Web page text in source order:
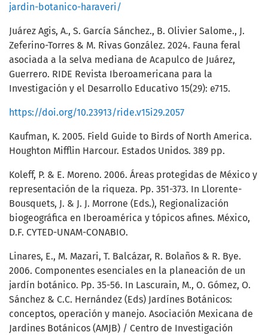
jardin-botanico-haraveri/
Juárez Agis, A., S. García Sánchez., B. Olivier Salome., J.
Zeferino-Torres & M. Rivas González. 2024. Fauna feral
asociada a la selva mediana de Acapulco de Juárez,
Guerrero. RIDE Revista Iberoamericana para la
Investigación y el Desarrollo Educativo 15(29): e715.
https://doi.org/10.23913/ride.v15i29.2057
Kaufman, K. 2005. Field Guide to Birds of North America.
Houghton Mifflin Harcour. Estados Unidos. 389 pp.
Koleff, P. & E. Moreno. 2006. Áreas protegidas de México y
representación de la riqueza. Pp. 351-373. In Llorente-
Bousquets, J. & J. J. Morrone (Eds.), Regionalización
biogeográfica en Iberoamérica y tópicos afines. México,
D.F. CYTED-UNAM-CONABIO.
Linares, E., M. Mazari, T. Balcázar, R. Bolaños & R. Bye.
2006. Componentes esenciales en la planeación de un
jardín botánico. Pp. 35-56. In Lascurain, M., O. Gómez, O.
Sánchez & C.C. Hernández (Eds) Jardínes Botánicos:
conceptos, operación y manejo. Asociación Mexicana de
Jardines Botánicos (AMJB) / Centro de Investigación